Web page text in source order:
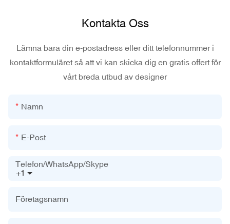
Kontakta Oss
Lämna bara din e-postadress eller ditt telefonnummer i
kontaktformuläret så att vi kan skicka dig en gratis offert för
vårt breda utbud av designer
Namn
E-Post
+1
Telefon/WhatsApp/Skype
Företagsnamn